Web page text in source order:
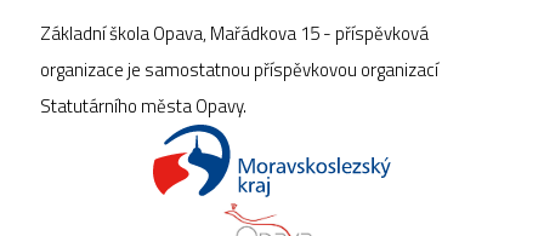
Základní škola Opava, Mařádkova 15 - příspěvková
organizace je samostatnou příspěvkovou organizací
Statutárního města Opavy.